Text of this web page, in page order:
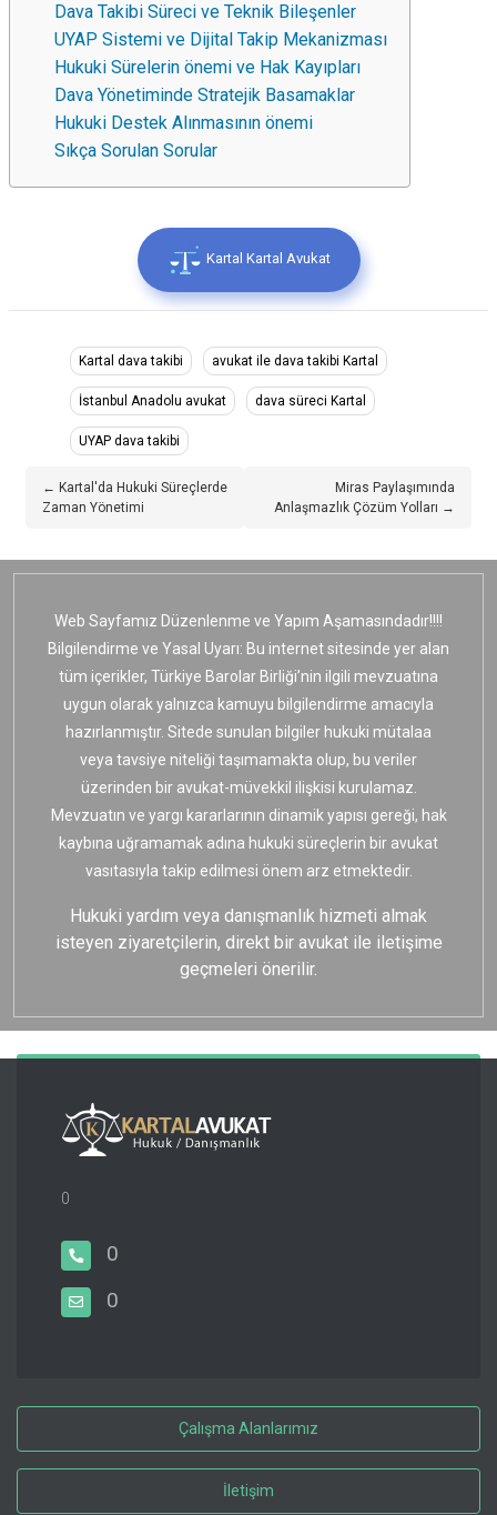
Dava Takibi Süreci ve Teknik Bileşenler
UYAP Sistemi ve Dijital Takip Mekanizması
Hukuki Sürelerin önemi ve Hak Kayıpları
Dava Yönetiminde Stratejik Basamaklar
Hukuki Destek Alınmasının önemi
Sıkça Sorulan Sorular
Kartal Kartal Avukat
Kartal dava takibi avukat ile dava takibi Kartal
İstanbul Anadolu avukat dava süreci Kartal
UYAP dava takibi
← Kartal'da Hukuki Süreçlerde
Zaman Yönetimi
Miras Paylaşımında
Anlaşmazlık Çözüm Yolları →
Web Sayfamız Düzenlenme ve Yapım Aşamasındadır!!!!
Bilgilendirme ve Yasal Uyarı: Bu internet sitesinde yer alan
tüm içerikler, Türkiye Barolar Birliği’nin ilgili mevzuatına
uygun olarak yalnızca kamuyu bilgilendirme amacıyla
hazırlanmıştır. Sitede sunulan bilgiler hukuki mütalaa
veya tavsiye niteliği taşımamakta olup, bu veriler
üzerinden bir avukat-müvekkil ilişkisi kurulamaz.
Mevzuatın ve yargı kararlarının dinamik yapısı gereği, hak
kaybına uğramamak adına hukuki süreçlerin bir avukat
vasıtasıyla takip edilmesi önem arz etmektedir.
Hukuki yardım veya danışmanlık hizmeti almak
isteyen ziyaretçilerin, direkt bir avukat ile iletişime
geçmeleri önerilir.
0
0
0
Çalışma Alanlarımız
İletişim